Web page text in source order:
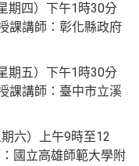
期四）下午1時30分
課講師：彰化縣政府
期五）下午1時30分
課講師：臺中市立溪
六）上午9時至12
國立高雄師範大學附